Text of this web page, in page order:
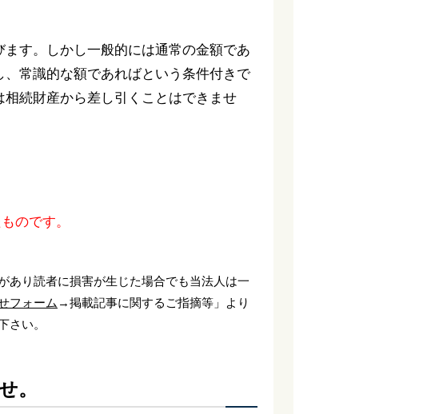
す。しかし一般的には通常の金額であ
常識的な額であればという条件付きで
続財産から差し引くことはできませ
のです。
り読者に損害が生じた場合でも当法人は一
フォーム →掲載記事に関するご指摘等」より
さい。
。